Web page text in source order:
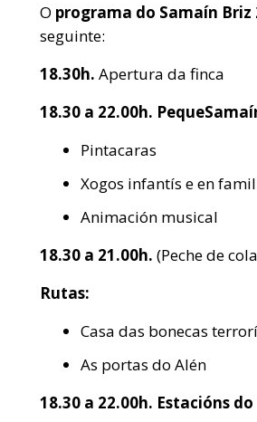
O programa do Samaín Briz
seguinte:
18.30h. Apertura da finca
18.30 a 22.00h.
Pintacaras
Xogos infantís e en
Animación musical
18.30 a 21.00h. (Peche de
Rutas:
Casa das bonecas
As portas do Alén
18.30 a 22.00h. Estacións